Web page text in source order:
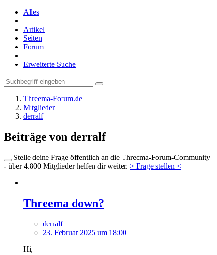
Alles
Artikel
Seiten
Forum
Erweiterte Suche
Threema-Forum.de
Mitglieder
derralf
Beiträge von derralf
Stelle deine Frage öffentlich an die Threema-Forum-Community
- über 4.800 Mitglieder helfen dir weiter. > Frage stellen <
Threema down?
derralf
23. Februar 2025 um 18:00
Hi,